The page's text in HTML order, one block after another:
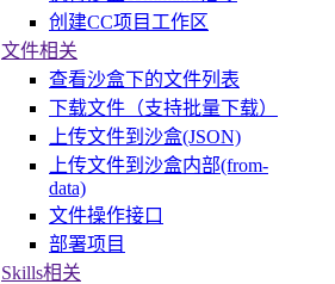
创建CC项目工作区
文件相关
查看沙盒下的文件列表
下载文件（支持批量下载）
上传文件到沙盒(JSON)
上传文件到沙盒内部(from-
data)
文件操作接口
部署项目
Skills相关